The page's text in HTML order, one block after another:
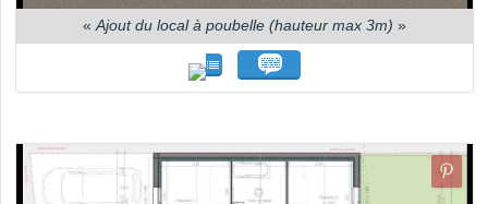
« Ajout du local à poubelle (hauteur max 3m) »